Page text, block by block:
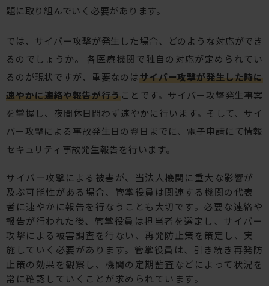
題に取り組んでいく必要があります。
では、サイバー攻撃が発生した場合、どのような対応ができ
るのでしょうか。 各医療機関で独自の対応が定められてい
るのが現状ですが、重要なのはサイバー攻撃が発生した時に
速やかに連絡や報告が行うことです。サイバー攻撃発生事案
を掌握し、夜間休日問わず速やかに行います。そして、サイ
バー攻撃による事故発生日の翌日までに、電子申請にて情報
セキュリティ事故発生報告を行います。
サイバー攻撃による被害が、当法人機関に重大な影響が
及ぶ可能性がある場合、管掌役員は関連する機関の代表
者に速やかに報告を行なうことも大切です。必要な連絡や
報告が行われた後、管掌役員は担当者を選定し、サイバー
攻撃による被害調査を行ない、再発防止策を策定し、実
施していく必要があります。管掌役員は、引き続き再発防
止策の効果を観察し、機関の定期監査などによって状況を
常に確認していくことが求められています。